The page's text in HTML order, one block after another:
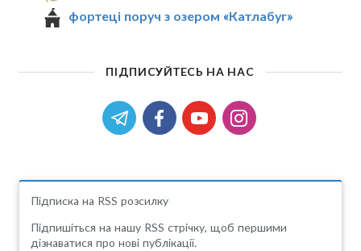
фортеці поруч з озером «Катлабуг»
ПІДПИСУЙТЕСЬ НА НАС
Підписка на RSS розсилку
Підпишіться на нашу RSS стрічку, щоб першими
дізнаватися про нові публікації.